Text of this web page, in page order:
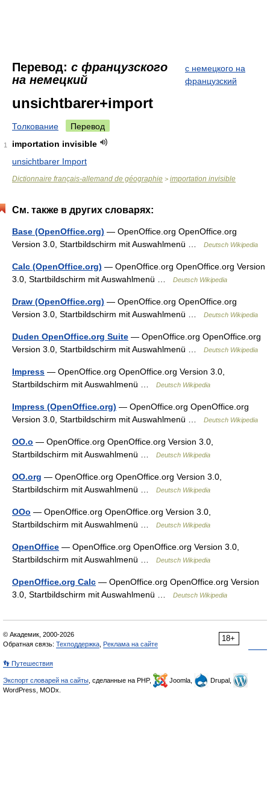
Перевод: с французского
на немецкий
с немецкого на
французский
unsichtbarer+import
Толкование Перевод
1
importation invisible
unsichtbarer Import
Dictionnaire français-allemand de géographie > importation invisible
См. также в других словарях:
Base (OpenOffice.org) — OpenOffice.org OpenOffice.org
Version 3.0, Startbildschirm mit Auswahlmenü …
Deutsch Wikipedia
Calc (OpenOffice.org) — OpenOffice.org OpenOffice.org Version
3.0, Startbildschirm mit Auswahlmenü …
Deutsch Wikipedia
Draw (OpenOffice.org) — OpenOffice.org OpenOffice.org
Version 3.0, Startbildschirm mit Auswahlmenü …
Deutsch Wikipedia
Duden OpenOffice.org Suite — OpenOffice.org OpenOffice.org
Version 3.0, Startbildschirm mit Auswahlmenü …
Deutsch Wikipedia
Impress — OpenOffice.org OpenOffice.org Version 3.0,
Startbildschirm mit Auswahlmenü …
Deutsch Wikipedia
Impress (OpenOffice.org) — OpenOffice.org OpenOffice.org
Version 3.0, Startbildschirm mit Auswahlmenü …
Deutsch Wikipedia
OO.o — OpenOffice.org OpenOffice.org Version 3.0,
Startbildschirm mit Auswahlmenü …
Deutsch Wikipedia
OO.org — OpenOffice.org OpenOffice.org Version 3.0,
Startbildschirm mit Auswahlmenü …
Deutsch Wikipedia
OOo — OpenOffice.org OpenOffice.org Version 3.0,
Startbildschirm mit Auswahlmenü …
Deutsch Wikipedia
OpenOffice — OpenOffice.org OpenOffice.org Version 3.0,
Startbildschirm mit Auswahlmenü …
Deutsch Wikipedia
OpenOffice.org Calc — OpenOffice.org OpenOffice.org Version
3.0, Startbildschirm mit Auswahlmenü …
Deutsch Wikipedia
18+
© Академик, 2000-2026
Обратная связь: Техподдержка Реклама на сайте
👣 Путешествия
Экспорт словарей на сайты , сделанные на PHP, Joomla,
Drupal,
WordPress, MODx.